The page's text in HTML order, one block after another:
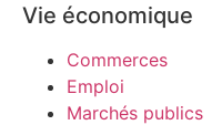
Vie économique
Commerces
Emploi
Marchés publics